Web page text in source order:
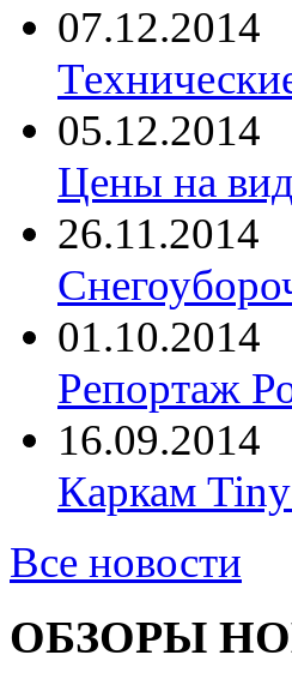
07.12.2014
05.12.2014
Цены на
26.11.2014
01.10.2014
Репортаж
16.09.2014
Каркам
Все новости
ОБЗОРЫ